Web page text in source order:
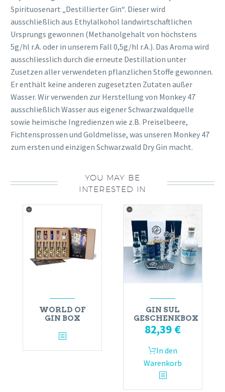
Spirituosenart „Destillierter Gin“. Dieser wird
ausschließlich aus Ethylalkohol landwirtschaftlichen
Ursprungs gewonnen (Methanolgehalt von höchstens
5g/hl r.A. oder in unserem Fall 0,5g/hl r.A.). Das Aroma wird
ausschliesslich durch die erneute Destillation unter
Zusetzen aller verwendeten pflanzlichen Stoffe gewonnen.
Er enthält keine anderen zugesetzten Zutaten außer
Wasser. Wir verwenden zur Herstellung von Monkey 47
ausschließlich Wasser aus eigener Schwarzwaldquelle
sowie heimische Ingredienzen wie z.B. Preiselbeere,
Fichtensprossen und Goldmelisse, was unseren Monkey 47
zum ersten und einzigen Schwarzwald Dry Gin macht.
YOU MAY BE
INTERESTED IN
WORLD OF
GIN BOX
GIN SUL
GESCHENKBOX
82,39 €
In den
Warenkorb